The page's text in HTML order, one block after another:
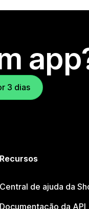
3 dias
Recursos
Central de ajuda da
Documentação da API